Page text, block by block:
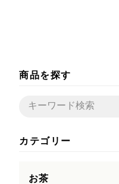
商品を探す
カテゴリー
お茶